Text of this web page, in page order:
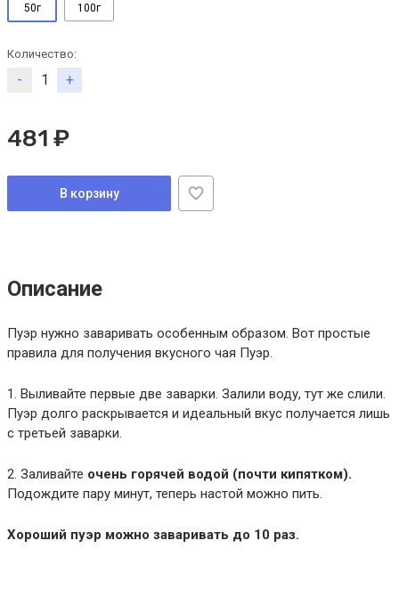
50г 100г
Количество:
- +
481 ₽
В корзину
Описание
Пуэр нужно заваривать особенным образом. Вот простые
правила для получения вкусного чая Пуэр.
1. Выливайте первые две заварки. Залили воду, тут же слили.
Пуэр долго раскрывается и идеальный вкус получается лишь
с третьей заварки.
2. Заливайте очень горячей водой (почти кипятком).
Подождите пару минут, теперь настой можно пить.
Хороший пуэр можно заваривать до 10 раз.